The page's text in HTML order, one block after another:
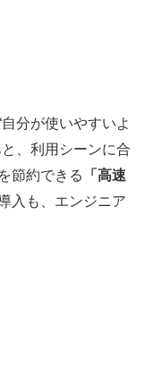
分が使いやすいよ
、利用シーンに合
節約できる
「高速
入も、エンジニア